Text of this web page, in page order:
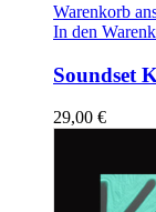
Warenkorb
In den
Soundset
29,00 €